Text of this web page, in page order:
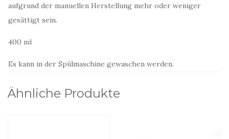
aufgrund der manuellen Herstellung mehr oder weniger
gesättigt sein.
400 ml
Es kann in der Spülmaschine gewaschen werden.
Ähnliche Produkte